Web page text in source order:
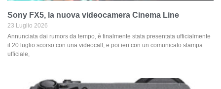
Sony FX5, la nuova videocamera Cinema Line
23 Luglio 2026
Annunciata dai rumors da tempo, è finalmente stata presentata ufficialmente
il 20 luglio scorso con una videocall, e poi ieri con un comunicato stampa
ufficiale,